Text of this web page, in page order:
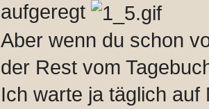
aufgeregt
Aber wenn du schon
der Rest vom
Ich warte ja täglich